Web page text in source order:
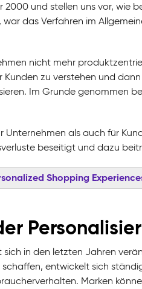
und stellen uns vor, wie
das Verfahren im
nicht mehr
Kunden zu verstehen und
Im Grunde genommen
Unternehmen als auch für
beseitigt und dazu
Shopping
in den letzten Jahren
entwickelt sich
Marken